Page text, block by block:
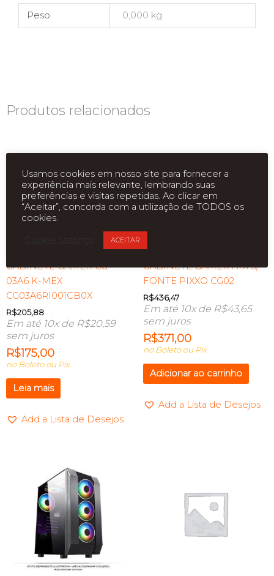
Peso 0,000 kg
Produtos relacionados
GABINETE GAMER CG-
03A6 K-MEX
CG03A6RI001CB0X
R$205,88
Em até 10x de R$20,59
sem juros
R$175,00
no Boleto ou Pix
Leia mais
Add a Lista de Desejos
GABINETE GAMER ATX S/
FONTE PIXXO CG02
R$436,47
Em até 10x de R$43,65
sem juros
R$371,00
no Boleto ou Pix
Adicionar ao carrinho
Add a Lista de Desejos
Usamos cookies em nosso site para fornecer a
experiência mais relevante, lembrando suas
preferências e visitas repetidas. Ao clicar em
“Aceitar”, concorda com a utilização de TODOS os
cookies.
ACEITAR